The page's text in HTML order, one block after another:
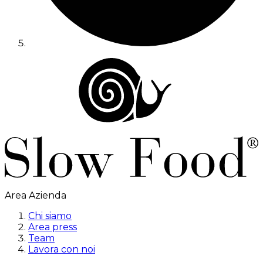
Area Azienda
Chi siamo
Area press
Team
Lavora con noi